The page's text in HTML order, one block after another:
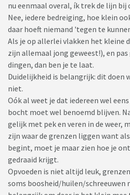
nu eenmaal overal, ík trek de lijn bij
Nee, iedere bedreiging, hoe klein
daar hoeft niemand 'tegen te
Als je op allerlei vlakken het kleine
zijn allemaal jong geweest!), en
dingen, dan ben je te laat.
Duidelijkheid is belangrijk: dit doen
niet.
Oók al weet je dat iedereen wel
bocht moet wel benoemd blijven.
gelijk met pek en veren in de weer,
zijn waar de grenzen liggen want
begint, moet je maar zien hoe je
gedraaid krijgt.
Opvoeden is niet altijd leuk,
soms boosheid/huilen/schreeuwen